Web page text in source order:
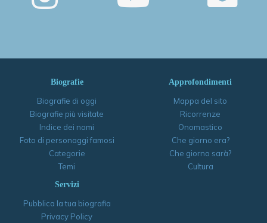
Biografie
Biografie di oggi
Biografie più visitate
Indice dei nomi
Foto di personaggi famosi
Categorie
Temi
Approfondimenti
Mappa del sito
Ricorrenze
Onomastico
Che giorno era?
Che giorno sarà?
Cultura
Servizi
Pubblica la tua biografia
Privacy Policy